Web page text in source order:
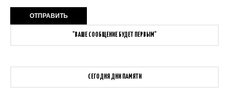
"ВАШЕ СООБЩЕНИЕ БУДЕТ ПЕРВЫМ"
СЕГОДНЯ ДНИ ПАМЯТИ